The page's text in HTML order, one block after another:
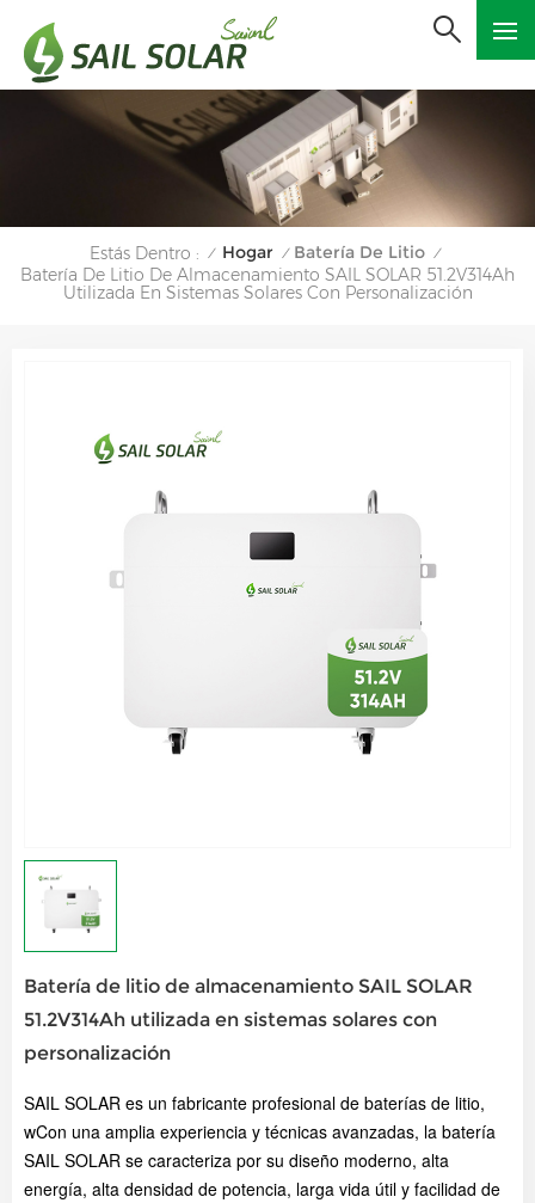
Estás Dentro : / Hogar / Batería De Litio /
Batería De Litio De Almacenamiento SAIL SOLAR 51.2V314Ah
Utilizada En Sistemas Solares Con Personalización
Batería de litio de almacenamiento SAIL SOLAR
51.2V314Ah utilizada en sistemas solares con
personalización
SAIL SOLAR es un fabricante profesional de baterías de litio,
wCon una amplia experiencia y técnicas avanzadas, la batería
SAIL SOLAR se caracteriza por su diseño moderno, alta
energía, alta densidad de potencia, larga vida útil y facilidad de